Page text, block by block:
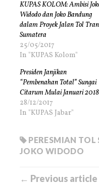
KUPAS KOLOM: Ambisi
Widodo dan Joko Bandung
dalam Proyek Jalan Tol
Sumatera
25/05/2017
In "KUPAS Kolom"
Presiden Janjikan
“Pembenahan Total” Sungai
Citarum Mulai Januari 2018
28/12/2017
In "KUPAS Jabar"
PERESMIAN TOL
JOKO WIDODO
← Previous article